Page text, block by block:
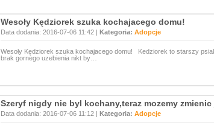
Wesoły Kędziorek szuka kochajacego domu!
Data dodania: 2016-07-06 11:42 | Kategoria: Adopcje
Wesoły Kędziorek szuka kochajacego domu! Kedziorek to starszy
brak gornego uzebienia nikt by…
Szeryf nigdy nie byl kochany,teraz mozemy
Data dodania: 2016-07-06 11:12 | Kategoria: Adopcje